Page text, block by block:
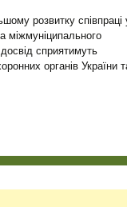
розвитку співпраці
міжмуніципального
сприятимуть
органів України